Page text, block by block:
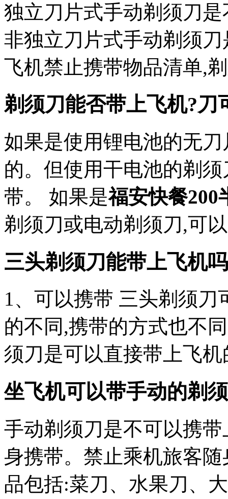
独立刀片式手动剃须刀
非独立刀片式手动剃须
飞机禁止携带物品清单,
剃须刀能否带上飞机?刀
如果是使用锂电池的无
的。但使用干电池的剃
带。 如果是福安快餐200
剃须刀或电动剃须刀,可
三头剃须刀能带上飞机
1、可以携带 三头剃须
的不同,携带的方式也不
须刀是可以直接带上飞
坐飞机可以带手动的剃
手动剃须刀是不可以携
身携带。禁止乘机旅客
品包括:菜刀、水果刀、